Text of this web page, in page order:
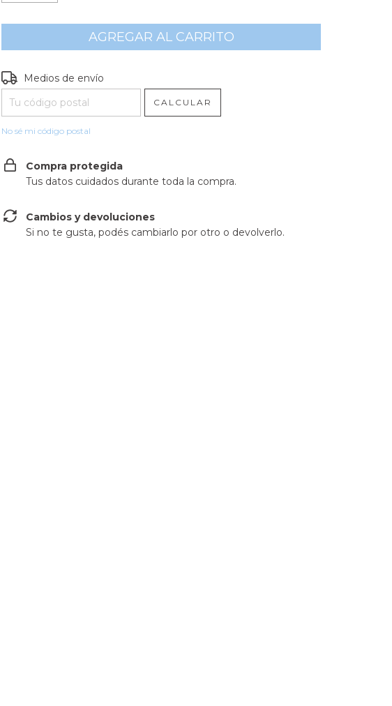
Entregas para el CP:
Medios de envío
CALCULAR
No sé mi código postal
Compra protegida
Tus datos cuidados durante toda la compra.
Cambios y devoluciones
Si no te gusta, podés cambiarlo por otro o devolverlo.